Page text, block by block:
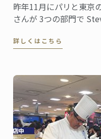
昨年11月にパリと東京
さんが 3つの部門で
詳しくはこちら